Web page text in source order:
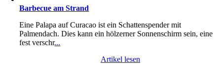
Barbecue am Strand
Eine Palapa auf Curacao ist ein Schattenspender mit
Palmendach. Dies kann ein hölzerner Sonnenschirm sein, eine
fest verschr...
Artikel lesen